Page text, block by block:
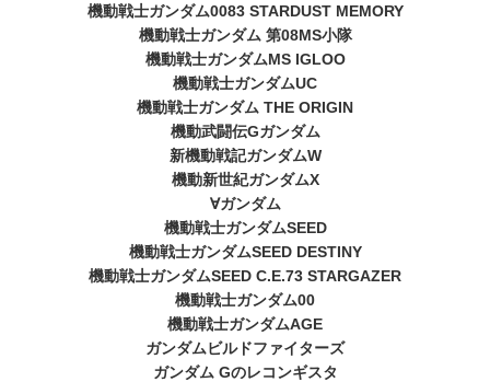
機動戦士ガンダム0083 STARDUST MEMORY
機動戦士ガンダム 第08MS小隊
機動戦士ガンダムMS IGLOO
機動戦士ガンダムUC
機動戦士ガンダム THE ORIGIN
機動武闘伝Gガンダム
新機動戦記ガンダムW
機動新世紀ガンダムX
∀ガンダム
機動戦士ガンダムSEED
機動戦士ガンダムSEED DESTINY
機動戦士ガンダムSEED C.E.73 STARGAZER
機動戦士ガンダム00
機動戦士ガンダムAGE
ガンダムビルドファイターズ
ガンダム Gのレコンギスタ